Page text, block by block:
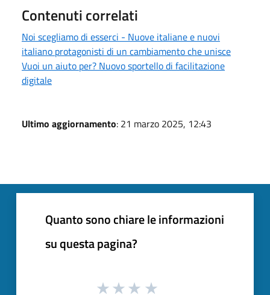
Contenuti correlati
Noi scegliamo di esserci - Nuove italiane e nuovi
italiano protagonisti di un cambiamento che unisce
Vuoi un aiuto per? Nuovo sportello di facilitazione
digitale
Ultimo aggiornamento: 21 marzo 2025, 12:43
Quanto sono chiare le informazioni
su questa pagina?